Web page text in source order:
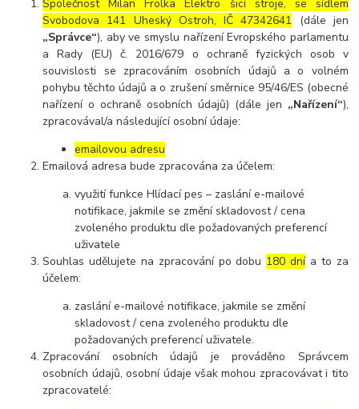
Společnost Milan Frolka Elektro šicí stroje, se sídlem
Svobodova 141 Uheský Ostroh, IČ 47342641 (dále jen
„Správce“), aby ve smyslu nařízení Evropského parlamentu
a Rady (EU) č. 2016/679 o ochraně fyzických osob v
souvislosti se zpracováním osobních údajů a o volném
pohybu těchto údajů a o zrušení směrnice 95/46/ES (obecné
nařízení o ochraně osobních údajů) (dále jen „Nařízení“),
zpracovával/a následující osobní údaje:
emailovou adresu
Emailová adresa bude zpracována za účelem:
využití funkce Hlídací pes – zaslání e-mailové
notifikace, jakmile se změní skladovost / cena
zvoleného produktu dle požadovaných preferencí
uživatele
Souhlas udělujete na zpracování po dobu 180 dnía to za
účelem:
zaslání e-mailové notifikace, jakmile se změní
skladovost / cena zvoleného produktu dle
požadovaných preferencí uživatele.
Zpracování osobních údajů je prováděno Správcem
osobních údajů, osobní údaje však mohou zpracovávat i tito
zpracovatelé: